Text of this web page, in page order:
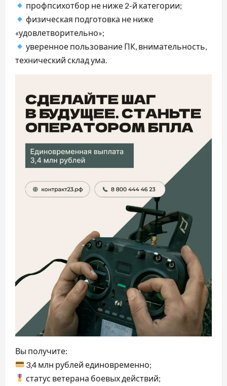
профпсихотбор не ниже 2-й категории;
физическая подготовка не ниже
«удовлетворительно»;
уверенное пользование ПК, внимательность,
технический склад ума.
Вы получите:
3,4 млн рублей единовременно;
статус ветерана боевых действий;